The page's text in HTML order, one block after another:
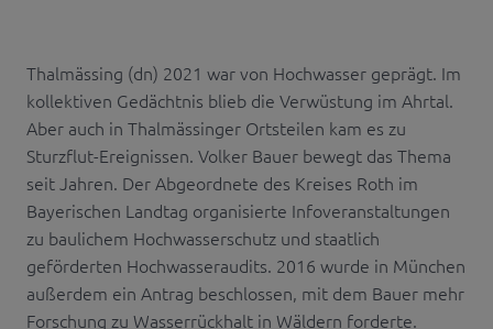
Thalmässing (dn) 2021 war von Hochwasser geprägt. Im
kollektiven Gedächtnis blieb die Verwüstung im Ahrtal.
Aber auch in Thalmässinger Ortsteilen kam es zu
Sturzflut-Ereignissen. Volker Bauer bewegt das Thema
seit Jahren. Der Abgeordnete des Kreises Roth im
Bayerischen Landtag organisierte Infoveranstaltungen
zu baulichem Hochwasserschutz und staatlich
geförderten Hochwasseraudits. 2016 wurde in München
außerdem ein Antrag beschlossen, mit dem Bauer mehr
Forschung zu Wasserrückhalt in Wäldern forderte.